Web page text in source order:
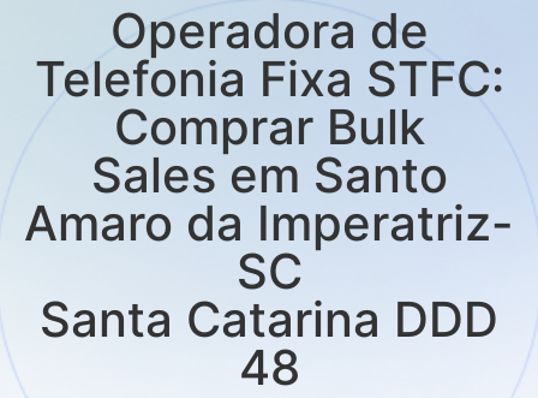
Operadora de
Telefonia Fixa STFC:
Comprar Bulk
Sales em Santo
Amaro da Imperatriz-
SC
Santa Catarina DDD
48